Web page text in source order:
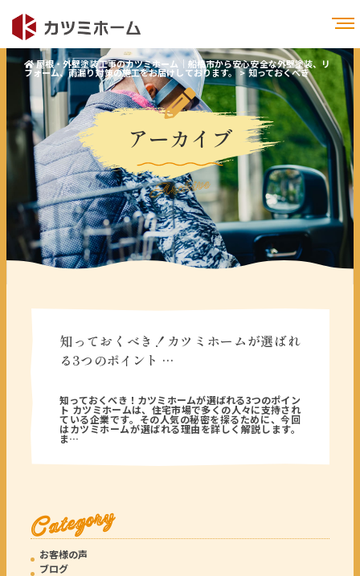
屋根・外壁塗装工事のカツミホーム｜船橋市から安心安全な外壁塗装、リ
フォーム、雨漏り対策の施工をお届けしております。>知っておくべき
アーカイブ
Archive
知っておくべき！カツミホームが選ばれ
る3つのポイント …
知っておくべき！カツミホームが選ばれる3つのポイン
ト カツミホームは、住宅市場で多くの人々に支持され
ている企業です。その人気の秘密を探るために、今回
はカツミホームが選ばれる理由を詳しく解説します。
ま…
Category
お客様の声
ブログ